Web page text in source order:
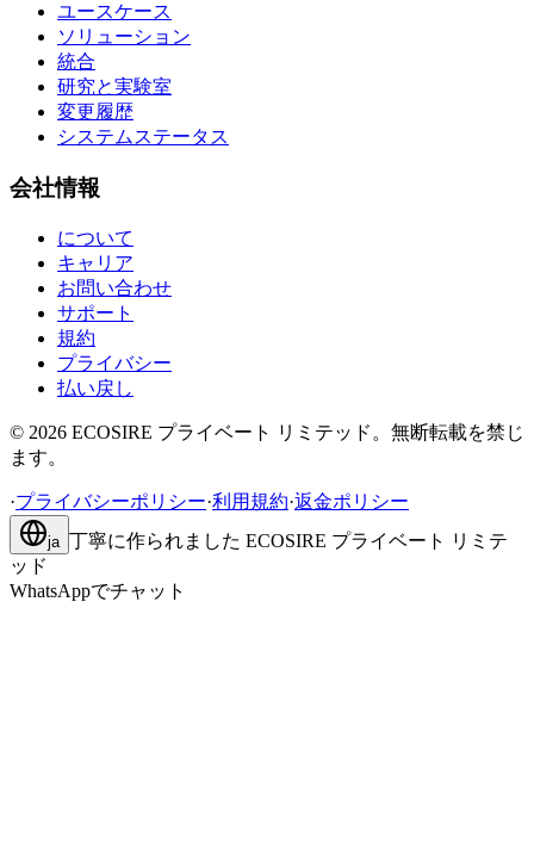
ユースケース
ソリューション
統合
研究と実験室
変更履歴
システムステータス
会社情報
について
キャリア
お問い合わせ
サポート
規約
プライバシー
払い戻し
© 2026 ECOSIRE プライベート リミテッド。無断転載を禁じ
ます。
·プライバシーポリシー·利用規約·返金ポリシー
ja 丁寧に作られました ECOSIRE プライベート リミテ
ッド
WhatsAppでチャット